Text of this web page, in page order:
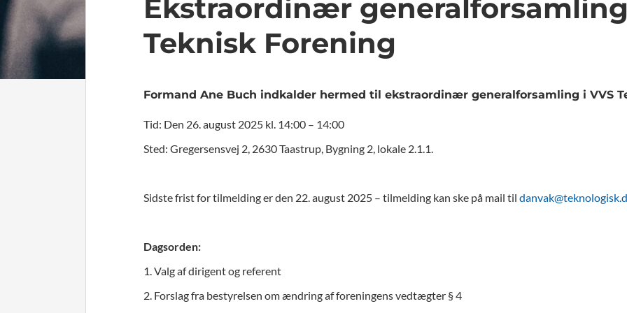
Ekstraordinær
Teknisk Forening
Formand Ane Buch indkalder hermed til ekstraordinær generalforsamling i VVS
Tid: Den 26. august 2025 kl. 14:00 – 14:00
Sted: Gregersensvej 2, 2630 Taastrup, Bygning 2, lokale 2.1.1.
Sidste frist for tilmelding er den 22. august 2025 – tilmelding kan ske på mail til
Dagsorden:
1. Valg af dirigent og referent
2. Forslag fra bestyrelsen om ændring af foreningens vedtægter § 4